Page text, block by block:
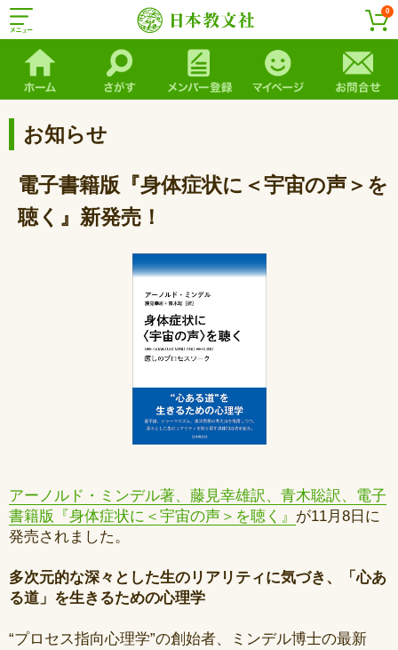
0
お知らせ
電子書籍版『身体症状に＜宇宙の声＞を
聴く』新発売！
アーノルド・ミンデル著、藤見幸雄訳、青木聡訳、電子
書籍版『身体症状に＜宇宙の声＞を聴く』 が11月8日に
発売されました。
多次元的な深々とした生のリアリティに気づき、「心あ
る道」を生きるための心理学
“プロセス指向心理学”の創始者、ミンデル博士の最新